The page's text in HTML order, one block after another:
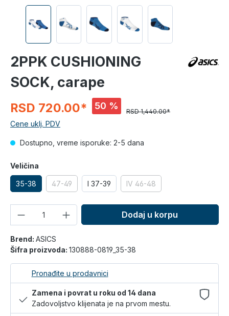
2PPK CUSHIONING
SOCK, carape
RSD 720.00* 50 %
RSD 1,440.00*
Cene uklj. PDV
Dostupno, vreme isporuke: 2-5 dana
Veličina
35-38 47-49 I 37-39 IV 46-48
Dodaj u korpu
Brend: ASICS
Šifra proizvoda: 130888-0819_35-38
Pronađite u prodavnici
Zamena i povrat u roku od 14 dana
Zadovoljstvo klijenata je na prvom mestu.